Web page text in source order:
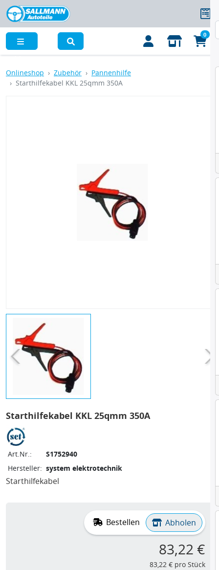
0
Onlineshop Zubehör
Pannenhilfe
Starthilfekabel KKL 25qmm 350A
Starthilfekabel KKL 25qmm 350A
Art.Nr.:
S1752940
Hersteller: system elektrotechnik
Starthilfekabel
Bestellen Abholen
83,22 €
83,22 € pro Stück